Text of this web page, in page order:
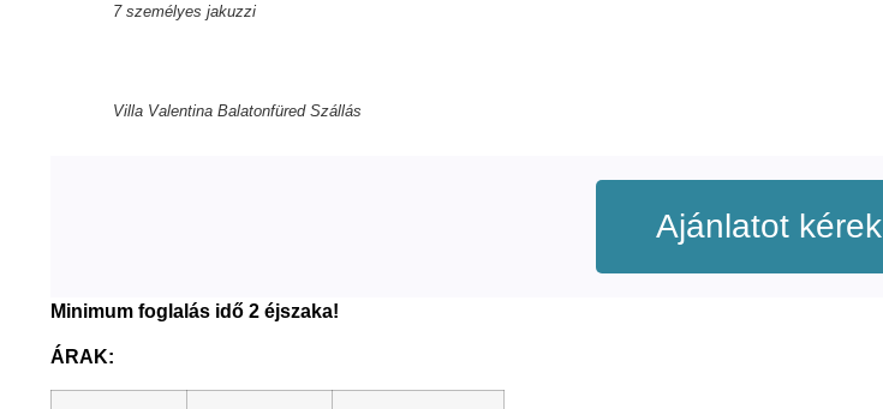
7 személyes jakuzzi
Villa Valentina Balatonfüred Szállás
Ajánlatot kérek
Minimum foglalás idő 2 éjszaka!
ÁRAK: